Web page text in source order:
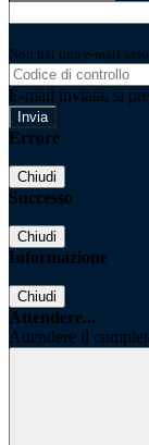
Non hai una e-mail
E-mail inviata, si
Errore
Chiudi
Successo
Chiudi
Informazione
Chiudi
Attendere...
Attendere il